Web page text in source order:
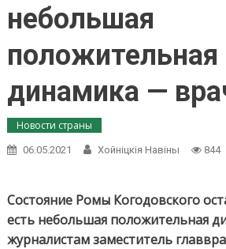
небольшая
положительная
динамика —
Новости страны
06.05.2021 Хойнiцкiя Навiны 844
Состояние Ромы Когодовского
есть небольшая положительная
журналистам заместитель